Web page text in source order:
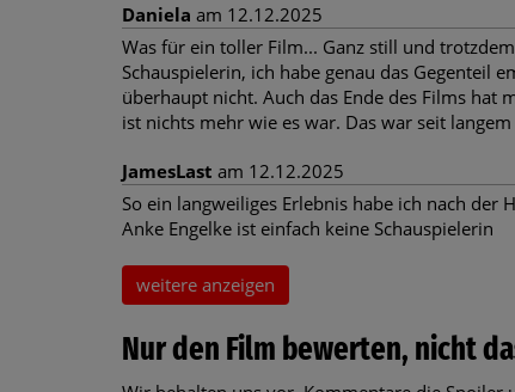
Daniela am 12.12.2025
Was für ein toller Film... Ganz still und
Schauspielerin, ich habe genau das Gegenteil
überhaupt nicht. Auch das Ende des Films hat
ist nichts mehr wie es war. Das war seit
JamesLast am 12.12.2025
So ein langweiliges Erlebnis habe ich nach der
Anke Engelke ist einfach keine Schauspielerin
weitere anzeigen
Nur den Film bewerten, nicht